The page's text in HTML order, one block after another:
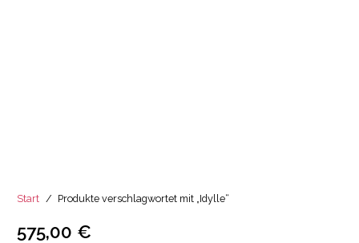
Start / Produkte verschlagwortet mit „Idylle“
575,00 €